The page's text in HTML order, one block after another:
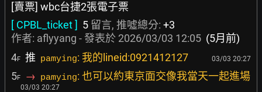
[賣票] wbc台捷2張電子票
[ CPBL_ticket ] 5 留言, 推噓總分: +3
作者: aflyyang - 發表於 2026/03/03 12:05 (5月前)
4F 推 pamying: 我的lineid:0921412127 03/03 20:27
5F → pamying: 也可以約東京面交像我當天一起進場
03/03 20:27